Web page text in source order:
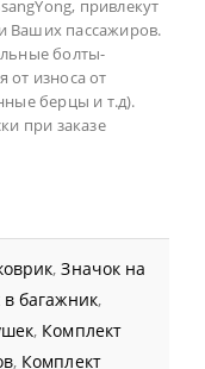
привлекут
Ваших пассажиров.
болты-
от износа от
берцы и т.д).
при заказе
,Значок на
багажник,
, Комплект
, Комплект